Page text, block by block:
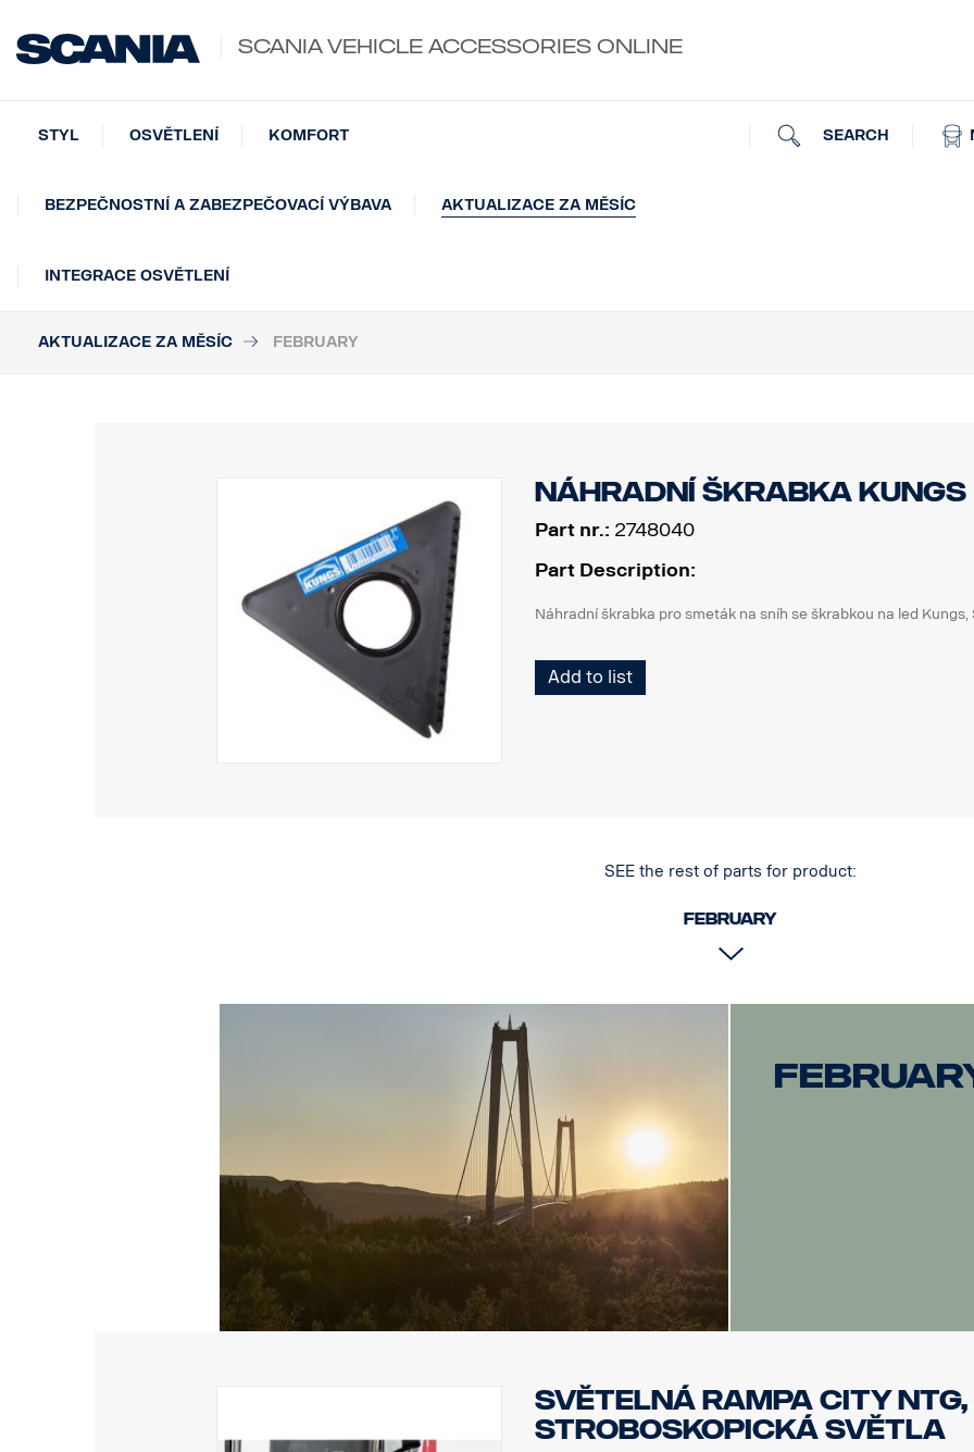
SCANIA VEHICLE ACCESSORIES ONLINE
SEARCH
STYL OSVĚTLENÍ KOMFORT
BEZPEČNOSTNÍ A ZABEZPEČOVACÍ VÝBAVA AKTUALIZACE ZA MĚSÍC
INTEGRACE OSVĚTLENÍ
AKTUALIZACE ZA MĚSÍC FEBRUARY
Náhradní škrabka Kungs
Part nr.: 2748040
Part Description:
Náhradní škrabka pro smeták na sníh se škrabkou na led
Add to list
SEE the rest of parts for product:
February
Světelná rampa City NTG,
stroboskopická světla